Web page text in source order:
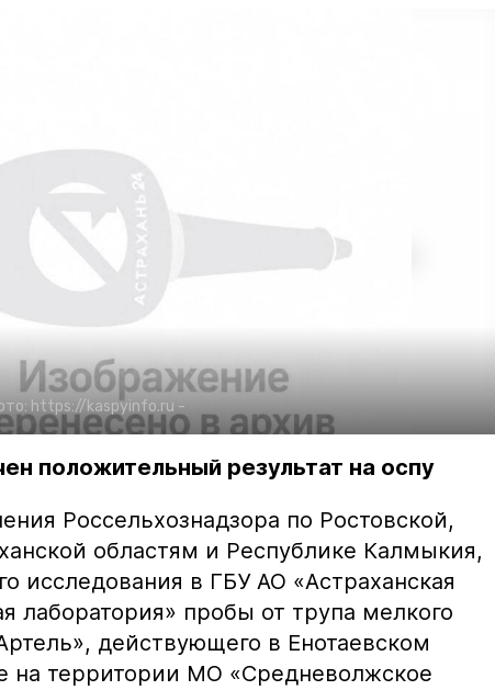
https://kaspyinfo.ru -
положительный результат на оспу
Россельхознадзора по Ростовской,
областям и Республике Калмыкия,
исследования в ГБУ АО «Астраханская
лаборатория» пробы от трупа мелкого
действующего в Енотаевском
на территории МО «Средневолжское